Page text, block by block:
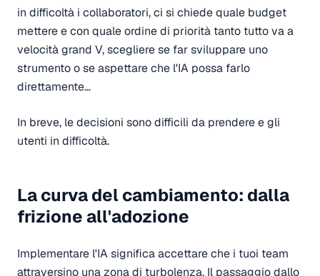
in difficoltà i collaboratori, ci si chiede quale budget
mettere e con quale ordine di priorità tanto tutto va a
velocità grand V, scegliere se far sviluppare uno
strumento o se aspettare che l'IA possa farlo
direttamente…
In breve, le decisioni sono difficili da prendere e gli
utenti in difficoltà.
La curva del cambiamento: dalla
frizione all'adozione
Implementare l'IA significa accettare che i tuoi team
attraversino una zona di turbolenza. Il passaggio dallo